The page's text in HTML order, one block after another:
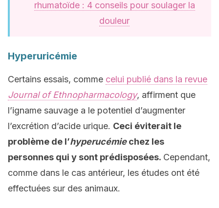
rhumatoïde : 4 conseils pour soulager la
douleur
Hyperuricémie
Certains essais, comme celui publié dans la revue
Journal of Ethnopharmacology, affirment que
l’igname sauvage a le potentiel d’augmenter
l’excrétion d’acide urique. Ceci éviterait le
problème de l’hyperucémiechez les
personnes qui y sont prédisposées. Cependant,
comme dans le cas antérieur, les études ont été
effectuées sur des animaux.